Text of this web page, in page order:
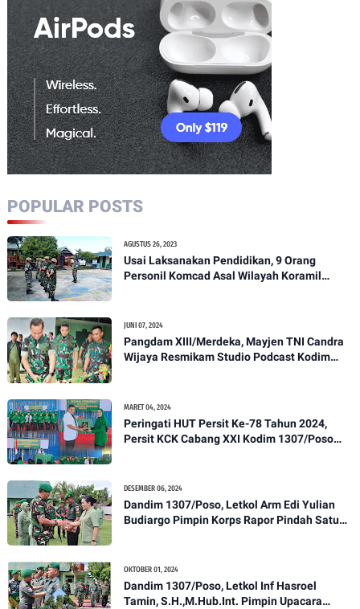
POPULAR POSTS
AGUSTUS 26, 2023
Usai Laksanakan Pendidikan, 9 Orang
Personil Komcad Asal Wilayah Koramil
JUNI 07, 2024
Pangdam XIII/Merdeka, Mayjen TNI Candra
Wijaya Resmikam Studio Podcast Kodim
MARET 04, 2024
Peringati HUT Persit Ke-78 Tahun 2024,
Persit KCK Cabang XXI Kodim 1307/Poso
DESEMBER 06, 2024
Dandim 1307/Poso, Letkol Arm Edi Yulian
Budiargo Pimpin Korps Rapor Pindah Satuan
OKTOBER 01, 2024
Dandim 1307/Poso, Letkol Inf Hasroel
Tamin, S.H.,M.Hub.Int. Pimpin Upacara